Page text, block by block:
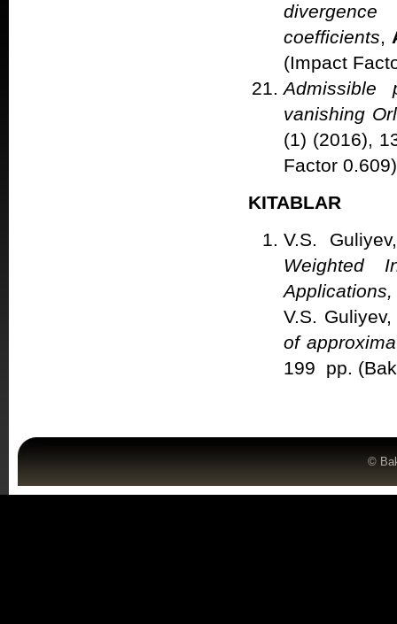
coefficients,
(Impact
Admissible
vanishing
(1) (2016),
Factor 0.609)
KITABLAR
V.S.
Weighted
Applications,
V.S.
of
199 рр.
©